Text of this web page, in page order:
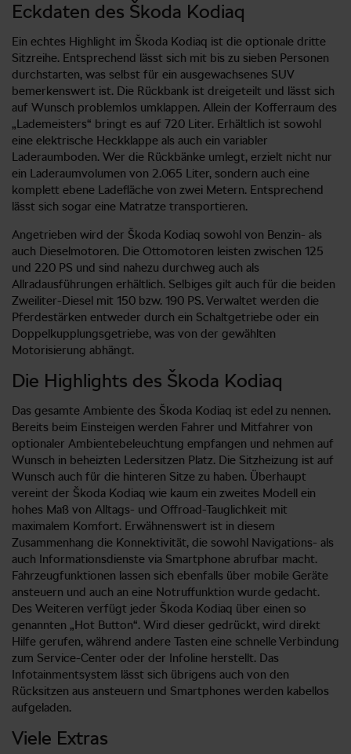
Eckdaten des Škoda Kodiaq
Ein echtes Highlight im Škoda Kodiaq ist die optionale dritte
Sitzreihe. Entsprechend lässt sich mit bis zu sieben Personen
durchstarten, was selbst für ein ausgewachsenes SUV
bemerkenswert ist. Die Rückbank ist dreigeteilt und lässt sich
auf Wunsch problemlos umklappen. Allein der Kofferraum des
„Lademeisters“ bringt es auf 720 Liter. Erhältlich ist sowohl
eine elektrische Heckklappe als auch ein variabler
Laderaumboden. Wer die Rückbänke umlegt, erzielt nicht nur
ein Laderaumvolumen von 2.065 Liter, sondern auch eine
komplett ebene Ladefläche von zwei Metern. Entsprechend
lässt sich sogar eine Matratze transportieren.
Angetrieben wird der Škoda Kodiaq sowohl von Benzin- als
auch Dieselmotoren. Die Ottomotoren leisten zwischen 125
und 220 PS und sind nahezu durchweg auch als
Allradausführungen erhältlich. Selbiges gilt auch für die beiden
Zweiliter-Diesel mit 150 bzw. 190 PS. Verwaltet werden die
Pferdestärken entweder durch ein Schaltgetriebe oder ein
Doppelkupplungsgetriebe, was von der gewählten
Motorisierung abhängt.
Die Highlights des Škoda Kodiaq
Das gesamte Ambiente des Škoda Kodiaq ist edel zu nennen.
Bereits beim Einsteigen werden Fahrer und Mitfahrer von
optionaler Ambientebeleuchtung empfangen und nehmen auf
Wunsch in beheizten Ledersitzen Platz. Die Sitzheizung ist auf
Wunsch auch für die hinteren Sitze zu haben. Überhaupt
vereint der Škoda Kodiaq wie kaum ein zweites Modell ein
hohes Maß von Alltags- und Offroad-Tauglichkeit mit
maximalem Komfort. Erwähnenswert ist in diesem
Zusammenhang die Konnektivität, die sowohl Navigations- als
auch Informationsdienste via Smartphone abrufbar macht.
Fahrzeugfunktionen lassen sich ebenfalls über mobile Geräte
ansteuern und auch an eine Notruffunktion wurde gedacht.
Des Weiteren verfügt jeder Škoda Kodiaq über einen so
genannten „Hot Button“. Wird dieser gedrückt, wird direkt
Hilfe gerufen, während andere Tasten eine schnelle Verbindung
zum Service-Center oder der Infoline herstellt. Das
Infotainmentsystem lässt sich übrigens auch von den
Rücksitzen aus ansteuern und Smartphones werden kabellos
aufgeladen.
Viele Extras